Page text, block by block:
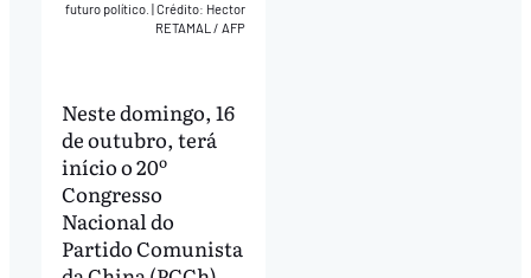
futuro político.
Crédito: Hector
RETAMAL / AFP
Neste domingo, 16
de outubro, terá
início o 20º
Congresso
Nacional do
Partido Comunista